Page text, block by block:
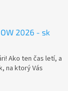
2026 - sk
Ako ten čas letí, a
na ktorý Vás